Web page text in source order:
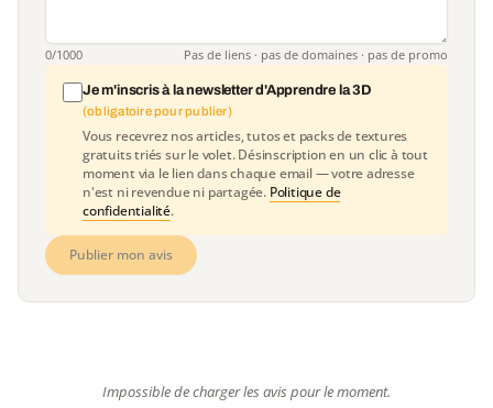
0/1000 Pas de liens · pas de domaines · pas de promo
Je m'inscris à la newsletter d'Apprendre la 3D
(obligatoire pour publier)
Vous recevrez nos articles, tutos et packs de textures
gratuits triés sur le volet. Désinscription en un clic à tout
moment via le lien dans chaque email — votre adresse
n'est ni revendue ni partagée. Politique de
confidentialité.
Publier mon avis
Impossible de charger les avis pour le moment.